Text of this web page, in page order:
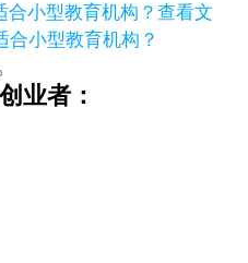
查看文
合小型教育机构？
业者：